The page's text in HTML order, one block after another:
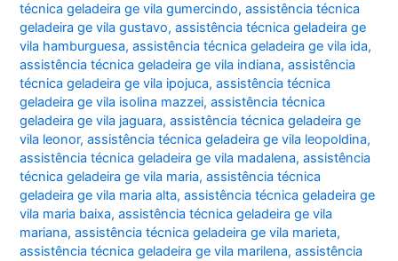
técnica geladeira ge vila gumercindo,assistência técnica
geladeira ge vila gustavo,assistência técnica geladeira ge
vila hamburguesa,assistência técnica geladeira ge vila ida,
assistência técnica geladeira ge vila indiana,assistência
técnica geladeira ge vila ipojuca,assistência técnica
geladeira ge vila isolina mazzei,assistência técnica
geladeira ge vila jaguara,assistência técnica geladeira ge
vila leonor,assistência técnica geladeira ge vila leopoldina,
assistência técnica geladeira ge vila madalena,assistência
técnica geladeira ge vila maria,assistência técnica
geladeira ge vila maria alta,assistência técnica geladeira ge
vila maria baixa,assistência técnica geladeira ge vila
mariana,assistência técnica geladeira ge vila marieta,
assistência técnica geladeira ge vila marilena,assistência